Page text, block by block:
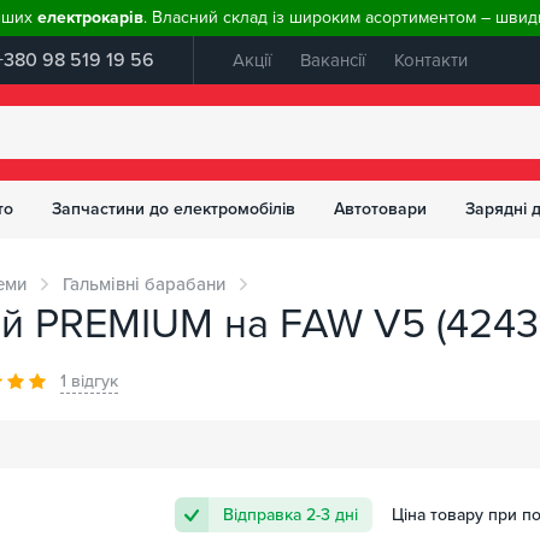
електрокарів. Власний склад із широким асортиментом –
98 519 19 56 Акції Вакансії Контакти
Запчастини до електромобілів Автотовари Зарядні
Гальмівні барабани
PREMIUM на FAW V5
1 відгук
Відправка 2-3 дні Ціна товару при